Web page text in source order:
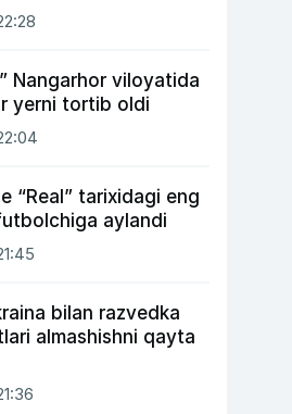
Nangarhor viloyatida
yerni tortib oldi
“Real” tarixidagi eng
aylandi
bilan razvedka
almashishni qayta